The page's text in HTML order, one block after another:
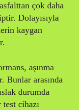
çok daha
Dolayısıyla
kaygan
aşınma
Bunlar arasında
durumda
cihazı